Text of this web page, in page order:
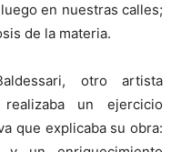
en nuestras calles;
de la materia.
otro artista
un ejercicio
que explicaba su obra: